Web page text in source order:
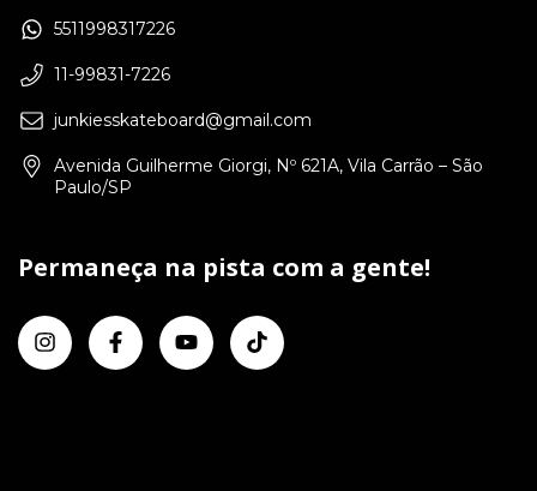
5511998317226
11-99831-7226
junkiesskateboard@gmail.com
Avenida Guilherme Giorgi, Nº 621A, Vila Carrão – São
Paulo/SP
Permaneça na pista com a gente!